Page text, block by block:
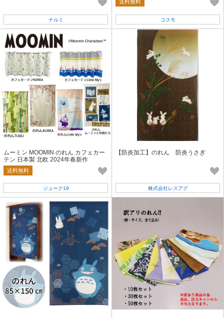
ナルミ
送料無料
コスモ
ムーミン MOOMIN のれん カフェカー
テン 日本製 北欧 2024年春新作
送料無料
ジューク19
【防炎加工】のれん 防炎うさぎ
株式会社レスアグ